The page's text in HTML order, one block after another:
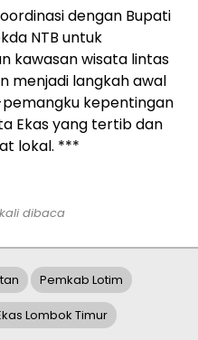
dengan Bupati
NTB untuk
kawasan wisata lintas
menjadi langkah awal
kepentingan
Ekas yang tertib dan
lokal. ***
dibaca
Pemkab Lotim
Lombok Timur